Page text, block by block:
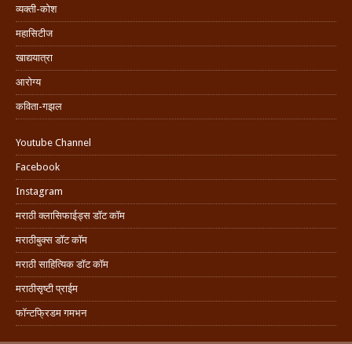
व्यक्ती-कोश
महासिटीज
खाद्ययात्रा
आरोग्य
कविता-गझल
Youtube Channel
Facebook
Instagram
मराठी क्लासिफाईड्स डॉट कॉम
मराठीबुक्स डॉट कॉम
मराठी साहित्यिक डॉट कॉम
मराठीसृष्टी प्राईम
फॉन्टफ्रिडम गमभन